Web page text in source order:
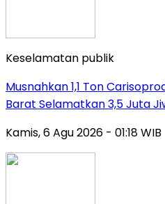
Keselamatan publik
Musnahkan 1,1 Ton
Barat Selamatkan 3,5 Juta
Kamis, 6 Agu 2026 - 01:18 WIB